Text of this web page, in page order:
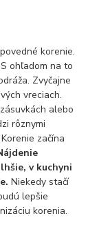
vaňa
Bez DPH
szco nakup bez dph
nákup bez dph v eu ň
korenie.
ohľadom na to
Zvyčajne
vreciach.
alebo
rôznymi
začína
v kuchyni
Niekedy stačí
lepšie
korenia.